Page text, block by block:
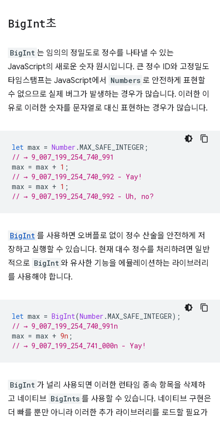
BigInt초
BigInt 는 임의의 정밀도로 정수를 나타낼 수 있는
JavaScript의 새로운 숫자 원시입니다. 큰 정수 ID와 고정밀도
타임스탬프는 JavaScript에서
Numbers 로 안전하게 표현할
수 없으므로 실제 버그가 발생하는 경우가 많습니다. 이러한 이
유로 이러한 숫자를 문자열로 대신 표현하는 경우가 많습니다.
let max = Number .MAX_SAFE_INTEGER ;
// → 9_007_199_254_740_991
max = max + 1 ;
// → 9_007_199_254_740_992 - Yay!
max = max + 1 ;
// → 9_007_199_254_740_992 - Uh, no?
BigInt 를 사용하면 오버플로 없이 정수 산술을 안전하게 저
장하고 실행할 수 있습니다. 현재 대수 정수를 처리하려면 일반
적으로 BigInt 와 유사한 기능을 에뮬레이션하는 라이브러리
를 사용해야 합니다.
let max = BigInt(Number .MAX_SAFE_INTEGER);
// → 9_007_199_254_740_991n
max = max + 9n ;
// → 9_007_199_254_741_000n - Yay!
BigInt 가 널리 사용되면 이러한 런타임 종속 항목을 삭제하
고 네이티브 BigInts 를 사용할 수 있습니다. 네이티브 구현은
더 빠를 뿐만 아니라 이러한 추가 라이브러리를 로드할 필요가